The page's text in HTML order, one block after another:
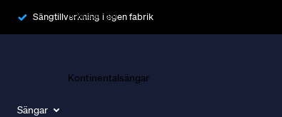
Sängtillverkning i egen fabrik
Sängar
Ramsängar
Kontinentalsängar